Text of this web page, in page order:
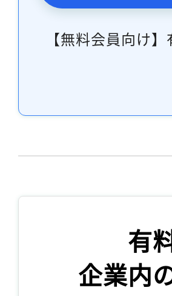
【無料会員向け
有
企業内